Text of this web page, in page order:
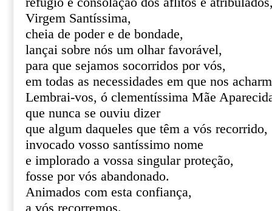
Virgem Santíssima,
cheia de poder e de bondade,
lançai sobre nós um olhar favorável,
para que sejamos socorridos por vós,
em todas as necessidades em que nos
Lembrai-vos, ó clementíssima Mãe
que nunca se ouviu dizer
que algum daqueles que têm a vós recorrido,
invocado vosso santíssimo nome
e implorado a vossa singular proteção,
fosse por vós abandonado.
Animados com esta confiança,
a vós recorremos.